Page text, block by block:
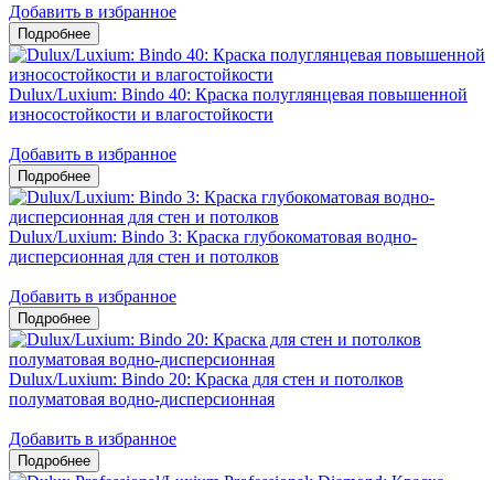
Добавить в избранное
Dulux/Luxium: Bindo 40: Краска полуглянцевая повышенной
износостойкости и влагостойкости
Добавить в избранное
Dulux/Luxium: Bindo 3: Краска глубокоматовая водно-
дисперсионная для стен и потолков
Добавить в избранное
Dulux/Luxium: Bindo 20: Краска для стен и потолков
полуматовая водно-дисперсионная
Добавить в избранное